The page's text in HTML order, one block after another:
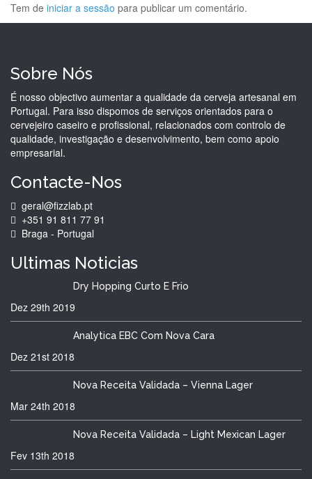
Tem de iniciar a sessão para publicar um comentário.
Sobre Nós
É nosso objectivo aumentar a qualidade da cerveja artesanal em
Portugal. Para isso dispomos de serviços orientados para o
cervejeiro caseiro e profissional, relacionados com controlo de
qualidade, investigação e desenvolvimento, bem como apoio
empresarial.
Contacte-Nos
geral@fizzlab.pt
+351 91 811 77 91
Braga - Portugal
Ultimas Noticias
Dry Hopping Curto E Frio
Dez 29th 2019
Analytica EBC Com Nova Cara
Dez 21st 2018
Nova Receita Validada – Vienna Lager
Mar 24th 2018
Nova Receita Validada – Light Mexican Lager
Fev 13th 2018